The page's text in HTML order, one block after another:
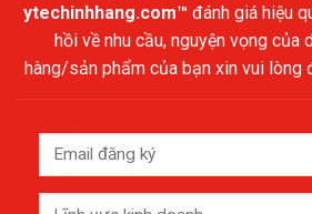
ytechinhhang.com™ đánh giá hiệu
hồi về nhu cầu, nguyện vọng của
hàng/sản phẩm của bạn xin vui lòng